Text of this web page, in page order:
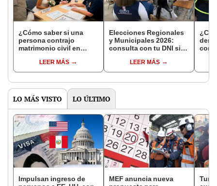
¿Cómo saber si una
persona contrajo
matrimonio civil en
LEER MÁS
Elecciones Regionales
y Municipales 2026:
consulta con tu DNI si
de mesa para este 4 de
octubre en el link oficial
LEER MÁS
con
LO MÁS VISTO LO ÚLTIMO
Impulsan ingreso de
MEF anuncia nueva